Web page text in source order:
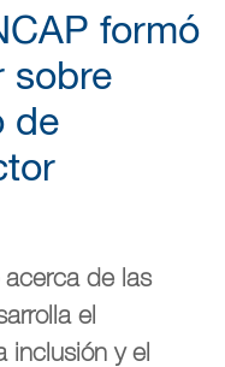
formó
sobre
de
acerca de las
el
inclusión y el